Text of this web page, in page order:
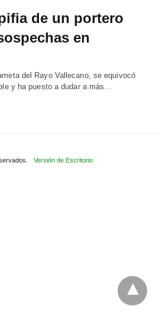
de un portero
en
del Rayo Vallecano, se equivocó
y ha puesto a dudar a más…
Versión de Escritorio